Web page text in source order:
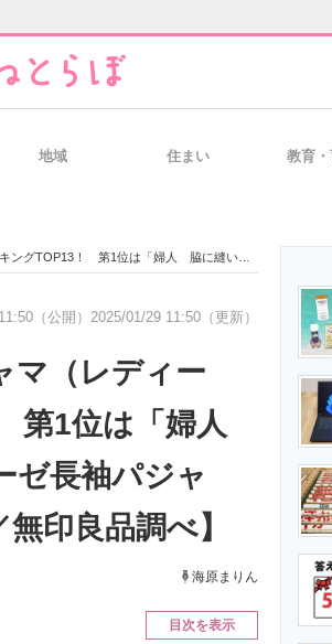
経営リーダーのコミ
製造業のIT導入・活用
子設計の基本と応用 エネルギーの専門メ
地域 住まい 教育
のない 二重ガーゼ長袖パジャマ」【2025年1月27日時点／無印良品調べ】
（公開） 2025/01/29 11:50（更新）
マ（レディー
第1位は「婦人
長袖パジャ
印良品調べ】
海原まりん
目次を表示